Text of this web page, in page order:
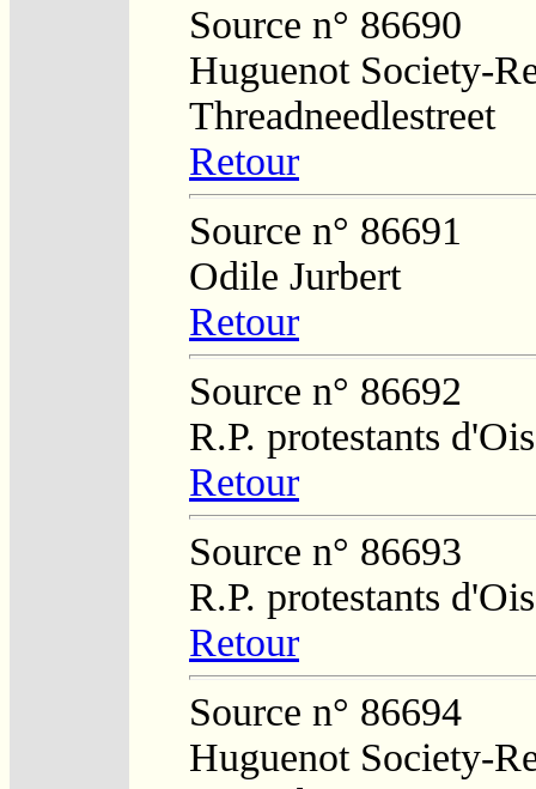
Source n° 86690
Huguenot Society-
Threadneedlestreet
Retour
Source n° 86691
Odile Jurbert
Retour
Source n° 86692
R.P. protestants
Retour
Source n° 86693
R.P. protestants
Retour
Source n° 86694
Huguenot Society-